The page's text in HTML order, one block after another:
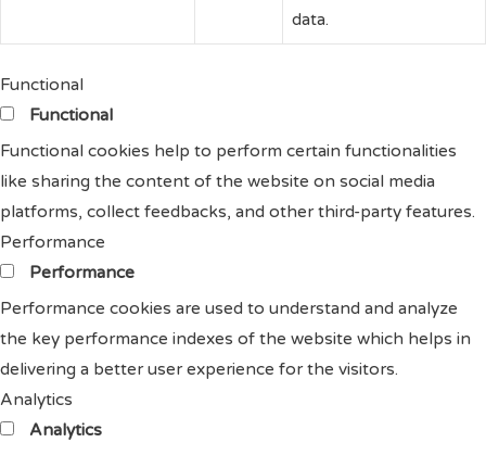
data.
Functional
Functional
Functional cookies help to perform certain functionalities
like sharing the content of the website on social media
platforms, collect feedbacks, and other third-party features.
Performance
Performance
Performance cookies are used to understand and analyze
the key performance indexes of the website which helps in
delivering a better user experience for the visitors.
Analytics
Analytics